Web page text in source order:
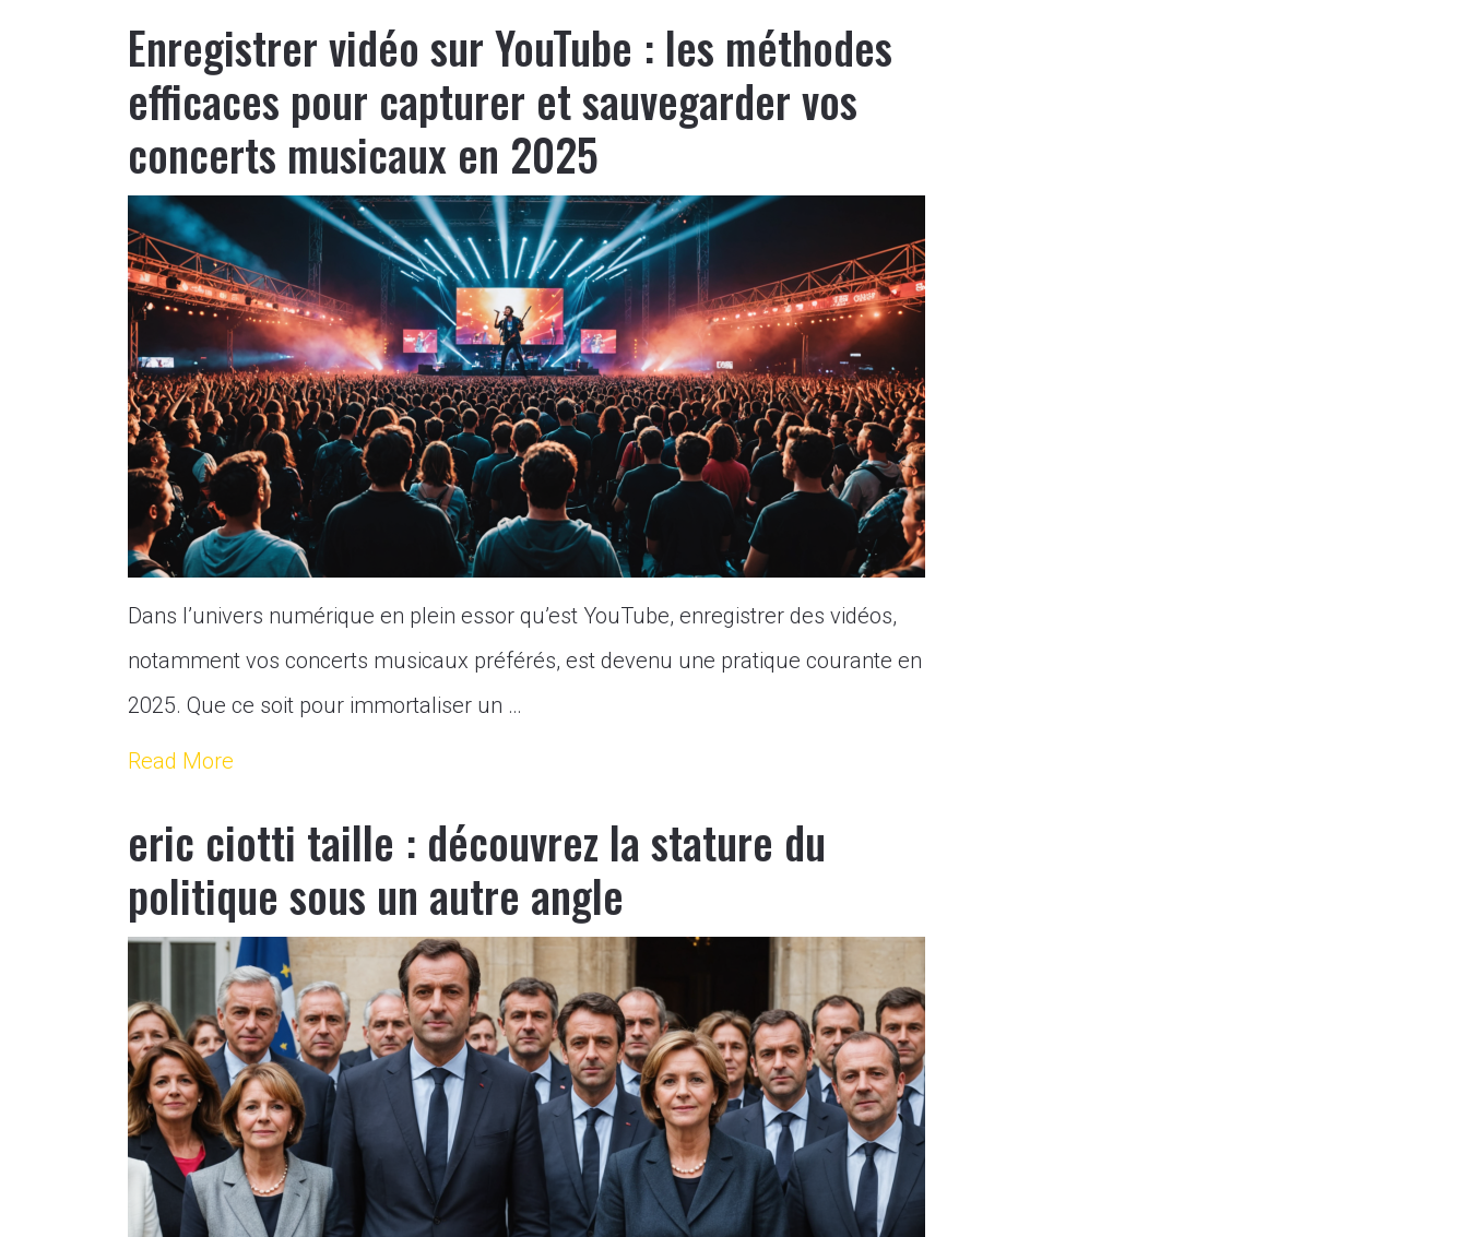
Enregistrer vidéo sur YouTube : les méthodes
efficaces pour capturer et sauvegarder vos
concerts musicaux en 2025
Dans l’univers numérique en plein essor qu’est YouTube, enregistrer des vidéos,
notamment vos concerts musicaux préférés, est devenu une pratique courante en
2025. Que ce soit pour immortaliser un …
Read More
eric ciotti taille : découvrez la stature du
politique sous un autre angle